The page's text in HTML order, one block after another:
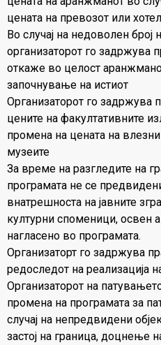
цената на превозот или
Во случај на недоволен број
организаторот го задржува
откаже во целост
започнување на истиот
Организаторот го задржува
цените на факултативните
промена на цената на
музеите
За време на разгледите на
програмата не се
внатрешноста на јавните
културни споменици, освен
нагласено во програмата.
Организаторт го задржува
редоследот на реализација
Организаторот на
промена на програмата за
случај на непредвидени
застој на граница, доцнење